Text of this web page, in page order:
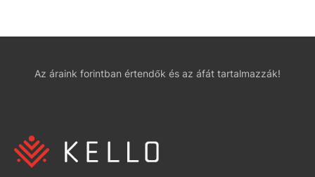
Az áraink forintban értendők és az áfát tartalmazzák!